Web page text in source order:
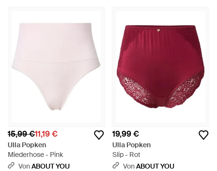
15,99 €11,19 €
Ulla Popken
Miederhose - Pink
VonABOUT YOU
19,99 €
Ulla Popken
Slip - Rot
VonABOUT YOU